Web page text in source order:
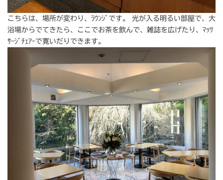
こちらは、場所が変わり、ﾗｳﾝｼﾞです。 光が入る明るい部屋で、大
浴場からでてきたら、ここでお茶を飲んで、雑誌を広げたり、ﾏｯﾂ
ｻｰｼﾞﾁｪｱｰで寛いだりできます。